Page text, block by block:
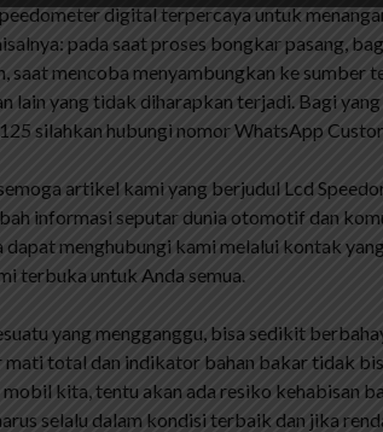
digital terpercaya untuk
pada saat proses bongkar pasang,
saat mencoba menyambungkan ke sumber
lain yang tidak diharapkan terjadi. Bagi
silahkan hubungi nomor WhatsApp
artikel kami yang berjudul Lcd
informasi seputar dunia otomotif dan
menghubungi kami melalui kontak
terbuka untuk Anda semua.
yang mengganggu, bisa sedikit
total dan indikator bahan bakar tidak
kita, tentu akan ada resiko kehabisan
selalu dalam kondisi terbaik dan jika